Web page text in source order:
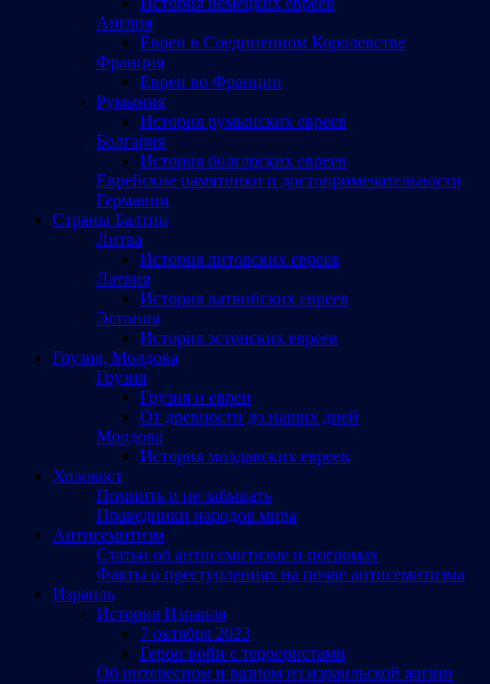
Англия
Евреи в Соединенном Королевстве
Франция
Евреи во Франции
Румыния
История румынских евреев
Болгария
История болгарских евреев
Еврейские памятники и достопримечательности
Германии
Страны Балтии
Литва
История литовских евреев
Латвия
История латвийских евреев
Эстония
История эстонских евреев
Грузия, Молдова
Грузия
Грузия и евреи
От древности до наших дней
Молдова
История молдавских евреев
Холокост
Помнить и не забывать
Праведники народов мира
Антисемитизм
Статьи об антисемитизме и погромах
Факты о преступлениях на почве антисемитизма
Израиль
История Израиля
7 октября 2023
Герои войн с террористами
Об интересном и разном из израильской жизни